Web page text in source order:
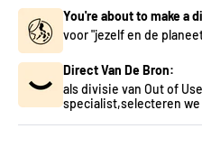
You're about to make a
voor "jezelf en de
Direct Van De Bron:
als divisie van Out of
specialist,selecteren